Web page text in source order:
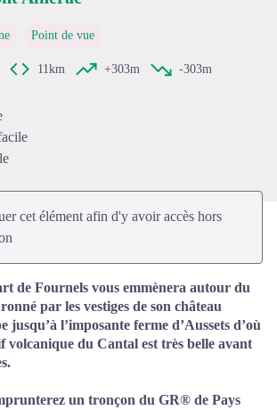
Voir l'image en plein écran
Point de vue
11km +303m
-303m
cet élément afin d'y avoir accès hors
de Fournels vous emmènera autour du
par les vestiges de son château
jusqu’à l’imposante ferme d’Aussets d’où
volcanique du Cantal est très belle avant
un tronçon du GR® de Pays